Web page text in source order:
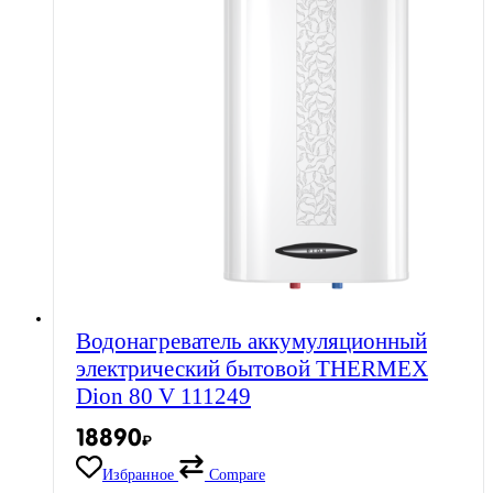
Водонагреватель аккумуляционный
электрический бытовой THERMEX
Dion 80 V 111249
18890₽
Избранное Compare